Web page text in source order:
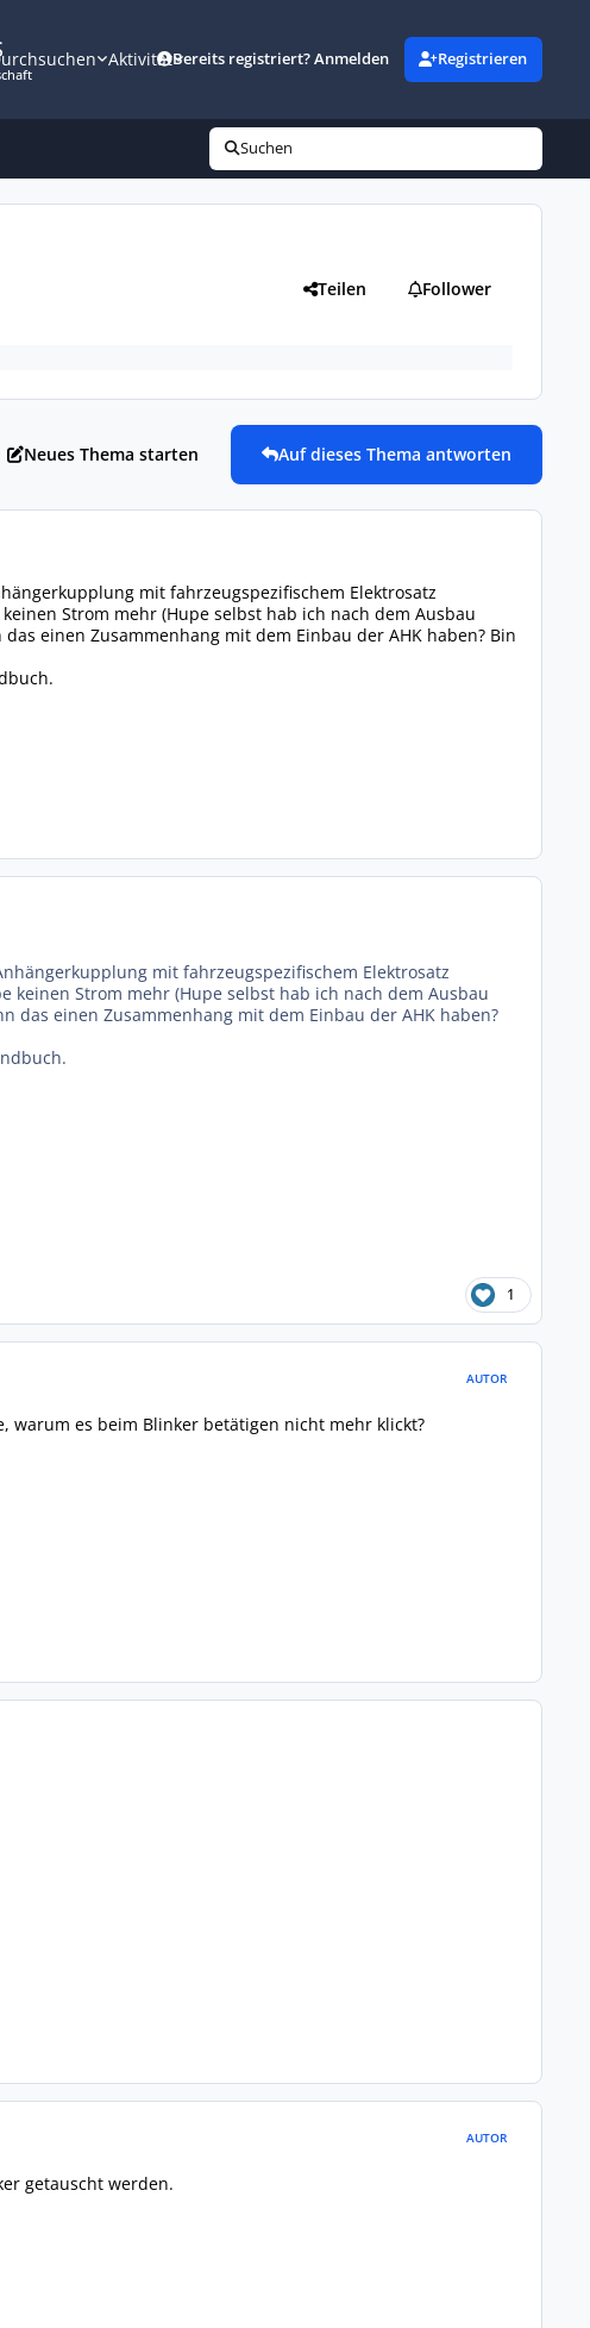
AktivitätBereits registriert? Anmelden Registrieren
Suchen
Teilen Follower
Neues Thema starten Auf dieses Thema antworten
mit fahrzeugspezifischem Elektrosatz
Strom mehr (Hupe selbst hab ich nach dem Ausbau
einen Zusammenhang mit dem Einbau der AHK haben? Bin
mit fahrzeugspezifischem Elektrosatz
Strom mehr (Hupe selbst hab ich nach dem Ausbau
einen Zusammenhang mit dem Einbau der AHK haben?
1
AUTOR
warum es beim Blinker betätigen nicht mehr klickt?
AUTOR
getauscht werden.